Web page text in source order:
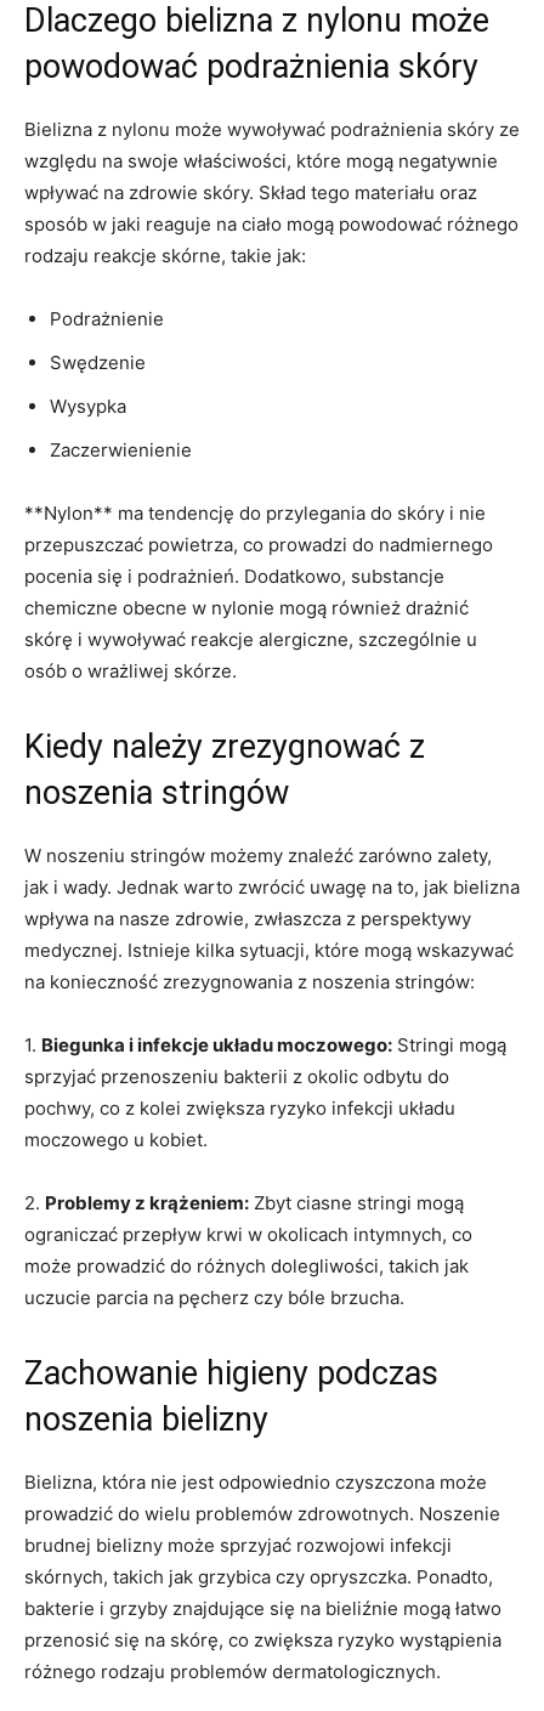
Dlaczego bielizna z nylonu może
powodować⁣ podrażnienia skóry
Bielizna⁢ z nylonu może wywoływać podrażnienia skóry ze
​względu na ‍swoje właściwości, które mogą ⁢negatywnie
wpływać na zdrowie skóry. ⁢Skład tego materiału oraz
sposób​ w‌ jaki ⁢reaguje ⁣na ciało mogą powodować ⁤różnego
rodzaju reakcje skórne, takie‌ jak: ⁤
Podrażnienie
Swędzenie
Wysypka
Zaczerwienienie
**Nylon** ma⁢ tendencję do przylegania do skóry i nie
przepuszczać powietrza, co prowadzi do ⁤nadmiernego
pocenia ​się i podrażnień.⁤ Dodatkowo, substancje
chemiczne obecne w nylonie mogą również⁣ drażnić
skórę⁢ i ⁤wywoływać​ reakcje alergiczne, szczególnie u‌
osób‌ o⁢ wrażliwej skórze.
Kiedy należy zrezygnować‌ z⁤
noszenia‍ stringów
W noszeniu‌ stringów⁢ możemy znaleźć zarówno zalety,
jak i⁣ wady. Jednak warto‍ zwrócić‍ uwagę na to, jak ⁤bielizna
wpływa na nasze zdrowie, ‌zwłaszcza z perspektywy
⁤medycznej.⁤ Istnieje kilka ⁢sytuacji, które mogą wskazywać
⁢na konieczność zrezygnowania z noszenia‌ stringów:
1. Biegunka⁣ i infekcje układu moczowego: Stringi mogą
‍sprzyjać przenoszeniu bakterii z ‌okolic odbytu do
pochwy, co z ‌kolei zwiększa ryzyko infekcji układu
moczowego u kobiet.
2. Problemy⁢ z krążeniem: ‌Zbyt ​ciasne​ stringi⁢ mogą⁢
ograniczać przepływ ‍krwi w okolicach intymnych,​ co
może prowadzić do⁢ różnych dolegliwości, takich jak
uczucie parcia na pęcherz czy bóle⁣ brzucha.
Zachowanie higieny podczas
noszenia bielizny
Bielizna, która‍ nie jest odpowiednio czyszczona​ może
prowadzić do wielu problemów zdrowotnych. Noszenie
brudnej ‌bielizny może ‌sprzyjać rozwojowi infekcji
skórnych,‌ takich⁣ jak grzybica czy⁣ opryszczka.‍ Ponadto,
bakterie i grzyby znajdujące się na⁤ bieliźnie‌ mogą łatwo
przenosić się na​ skórę, co ​zwiększa ryzyko⁤ wystąpienia‌
różnego rodzaju problemów⁤ dermatologicznych.